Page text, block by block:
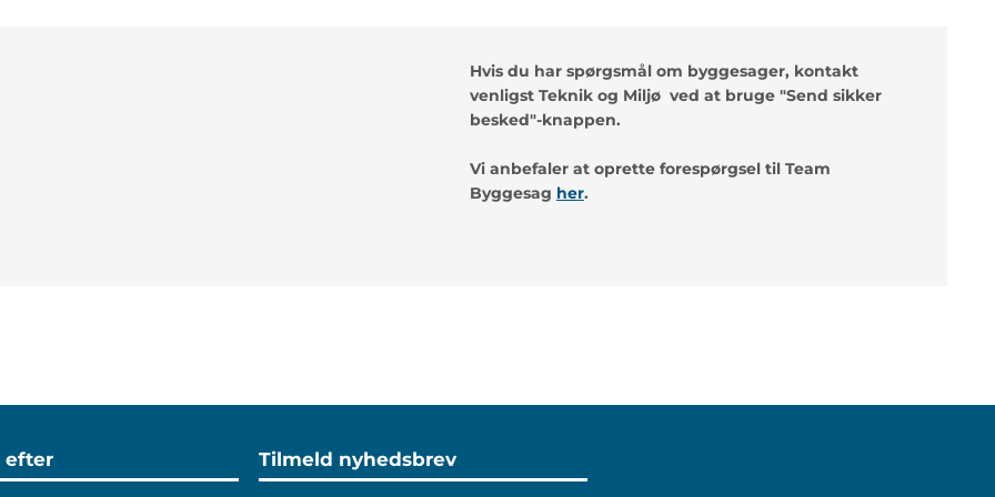
Hvis du har spørgsmål om byggesager, kontakt
venligst Teknik og Miljø ved at bruge "Send sikker
besked"-knappen.
Vi anbefaler at oprette forespørgsel til Team
Byggesag her.
efter Tilmeld nyhedsbrev